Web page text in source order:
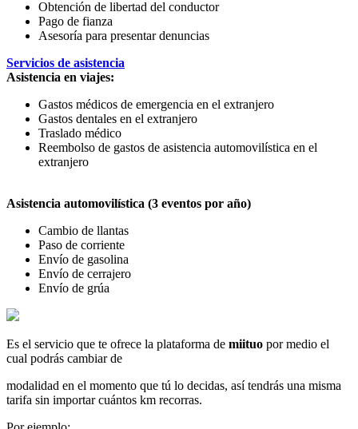
Obtención de libertad del conductor
Pago de fianza
Asesoría para presentar denuncias
Servicios de asistencia
Asistencia en viajes:
Gastos médicos de emergencia en el extranjero
Gastos dentales en el extranjero
Traslado médico
Reembolso de gastos de asistencia automovilística en el
extranjero
Asistencia automovilística (3 eventos por año)
Cambio de llantas
Paso de corriente
Envío de gasolina
Envío de cerrajero
Envío de grúa
Es el servicio que te ofrece la plataforma de miituo por medio el
cual podrás cambiar de
modalidad en el momento que tú lo decidas, así tendrás una misma
tarifa sin importar cuántos km recorras.